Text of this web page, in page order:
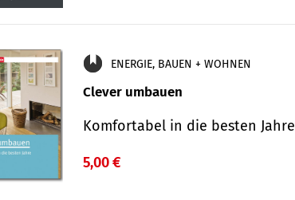
ENERGIE, BAUEN + WOHNEN
Clever umbauen
Komfortabel in die besten Jahre
5,00 €